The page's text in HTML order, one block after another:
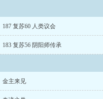
187 复苏60 人类议会
183 复苏56 阴阳师传承
金主来见